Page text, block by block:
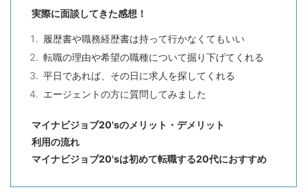
実際に面談してきた感想！
履歴書や職務経歴書は持って行かなくてもいい
転職の理由や希望の職種について掘り下げてくれる
平日であれば、その日に求人を探してくれる
エージェントの方に質問してみました
マイナビジョブ20'sのメリット・デメリット
利用の流れ
マイナビジョブ20'sは初めて転職する20代におすすめ